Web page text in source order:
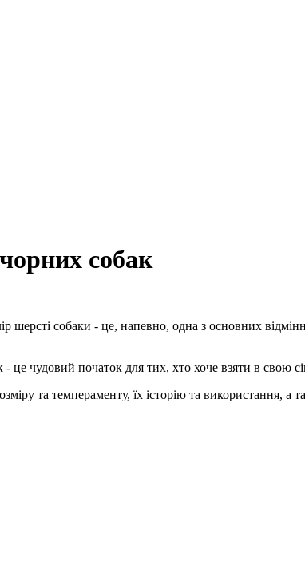
собак
шерсті собаки - це, напевно, одна з основних
чудовий початок для тих, хто хоче взяти в свою
та темпераменту, їх історію та використання, а